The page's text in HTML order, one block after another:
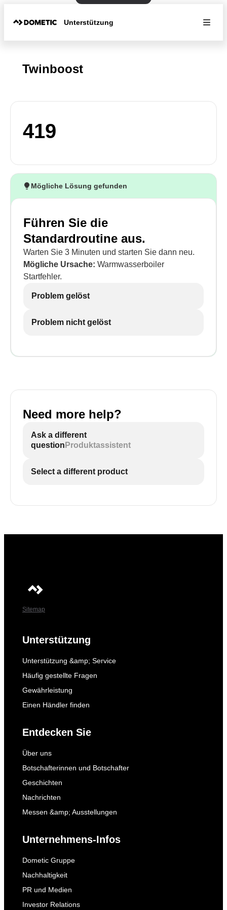
Unterstützung
Twinboost
419
Mögliche Lösung gefunden
Führen Sie die
Standardroutine aus.
Warten Sie 3 Minuten und starten Sie dann neu.
Mögliche Ursache: Warmwasserboiler
Startfehler.
Problem gelöst
Problem nicht gelöst
Need more help?
Ask a different
question Produktassistent
Select a different product
Sitemap
Unterstützung
Unterstützung &amp; Service
Häufig gestellte Fragen
Gewährleistung
Einen Händler finden
Entdecken Sie
Über uns
Botschafterinnen und Botschafter
Geschichten
Nachrichten
Messen &amp; Ausstellungen
Unternehmens-Infos
Dometic Gruppe
Nachhaltigkeit
PR und Medien
Investor Relations